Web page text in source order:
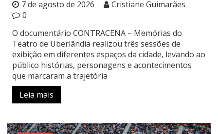
7 de agosto de 2026
Cristiane Guimarães
0
O documentário CONTRACENA – Memórias do
Teatro de Uberlândia realizou três sessões de
exibição em diferentes espaços da cidade, levando ao
público histórias, personagens e acontecimentos
que marcaram a trajetória
Leia mais